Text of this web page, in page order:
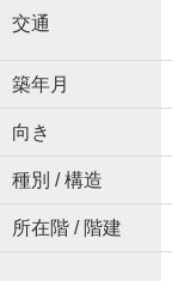
交通
築年月
向き
種別 / 構造
所在階 / 階建